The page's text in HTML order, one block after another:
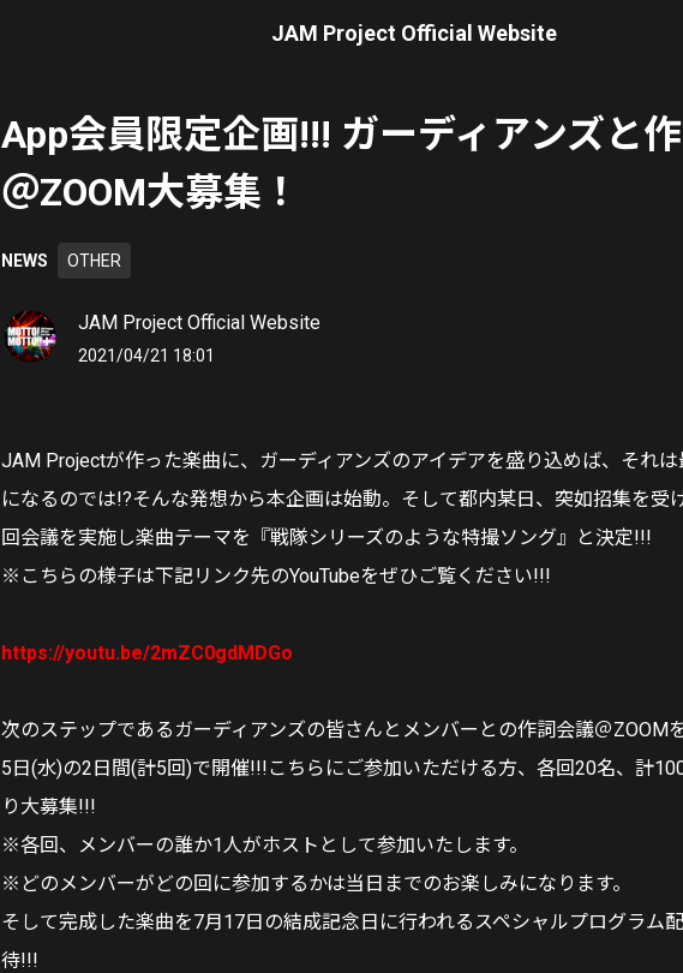
JAM Project Official Website
App会員限定企画!!! ガーディアンズと
＠ZOOM大募集！
NEWS OTHER
JAM Project Official Website
2021/04/21 18:01
JAM Projectが作った楽曲に、ガーディアンズのアイデアを盛り込めば、それ
になるのでは!?そんな発想から本企画は始動。そして都内某日、突如招集を受
回会議を実施し楽曲テーマを『戦隊シリーズのような特撮ソング』と決定!!!
※こちらの様子は下記リンク先のYouTubeをぜひご覧ください!!!
https://youtu.be/2mZC0gdMDGo
次のステップであるガーディアンズの皆さんとメンバーとの作詞会議＠ZOOM
5日(水)の2日間(計5回)で開催!!!こちらにご参加いただける方、各回20名、計
り大募集!!!
※各回、メンバーの誰か1人がホストとして参加いたします。
※どのメンバーがどの回に参加するかは当日までのお楽しみになります。
そして完成した楽曲を7月17日の結成記念日に行われるスペシャルプログラム
待!!!